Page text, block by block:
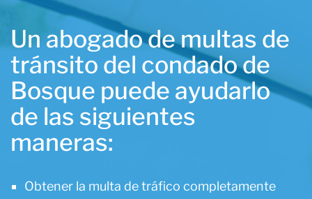
Un abogado de multas de
tránsito del condado de
Bosque puede ayudarlo
de las siguientes
maneras:
Obtener la multa de tráfico completamente